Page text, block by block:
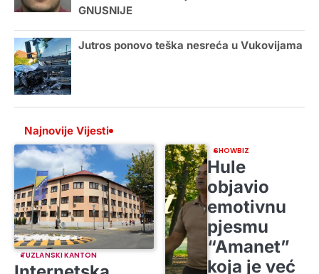
GNUSNIJE
Jutros ponovo teška nesreća u Vukovijama
Najnovije Vijesti
TUZLANSKI KANTON
SHOWBIZ
Hule
objavio
emotivnu
pjesmu
“Amanet”
koja je već